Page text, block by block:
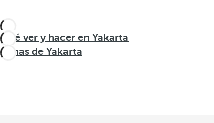
Qué ver y hacer en Yakarta
Zonas de Yakarta